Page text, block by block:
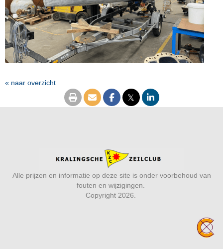
« naar overzicht
𝕏
Alle prijzen en informatie op deze site is onder voorbehoud van
fouten en wijzigingen.
Copyright 2026.